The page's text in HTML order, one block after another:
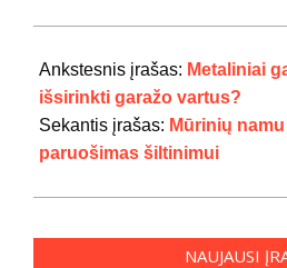
02-
22
Ankstesnis įrašas: Metaliniai
išsirinkti garažo vartus?
Sekantis įrašas: Mūrinių
paruošimas šiltinimui
NAUJAUSI